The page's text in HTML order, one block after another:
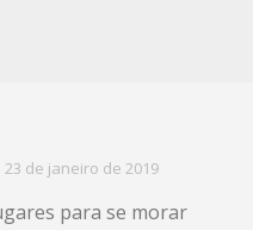
23 de janeiro de 2019
para se morar